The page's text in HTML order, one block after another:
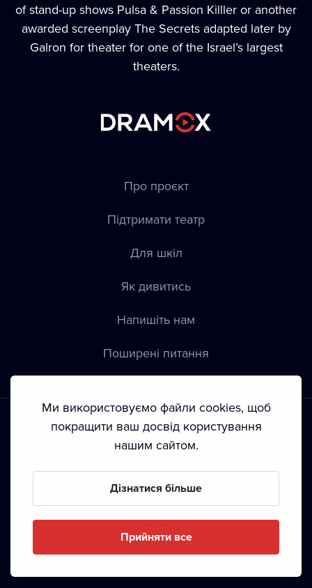
of stand-up shows Pulsa & Passion Killler or another
awarded screenplay The Secrets adapted later by
Galron for theater for one of the Israel’s largest
theaters.
Про проєкт
Підтримати театр
Для шкіл
Як дивитись
Напишіть нам
Пoширені питання
Положення й умови • Конфіденційність • Автoрські права
Ми використовуємо файли cookies, щоб
покращити ваш досвід користування
нашим сайтом.
Дізнатися більше
Прийняти все